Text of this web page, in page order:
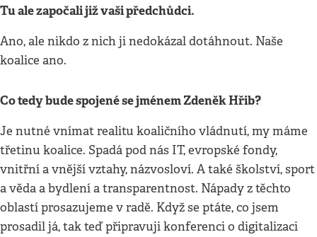
Tu ale započali již vaši předchůdci.
Ano, ale nikdo z nich ji nedokázal dotáhnout. Naše
koalice ano.
Co tedy bude spojené se jménem Zdeněk Hřib?
Je nutné vnímat realitu koaličního vládnutí, my máme
třetinu koalice. Spadá pod nás IT, evropské fondy,
vnitřní a vnější vztahy, názvosloví. A také školství, sport
a věda a bydlení a transparentnost. Nápady z těchto
oblastí prosazujeme v radě. Když se ptáte, co jsem
prosadil já, tak teď připravuji konferenci o digitalizaci